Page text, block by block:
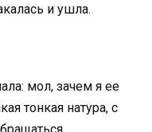
и ушла.
мол, зачем я ее
тонкая натура, с